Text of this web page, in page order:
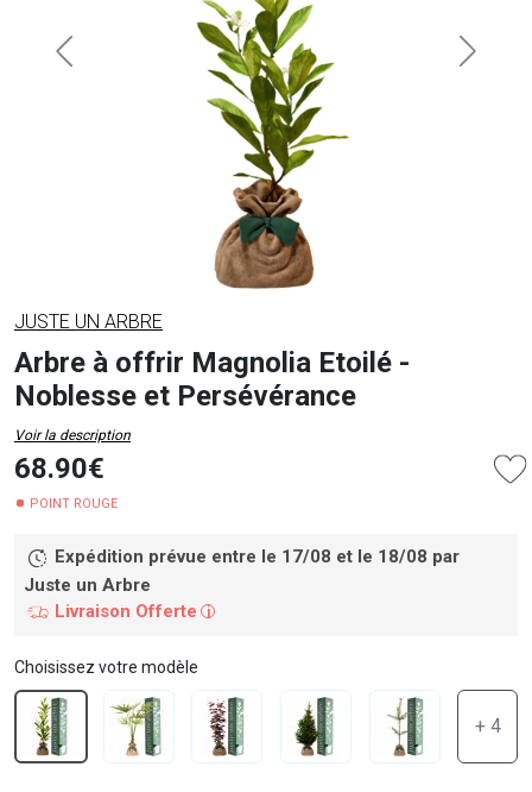
JUSTE UN ARBRE
Arbre à offrir Magnolia Etoilé -
Noblesse et Persévérance
Voir la description
68.90€
POINT ROUGE
Expédition prévue entre le 17/08 et le 18/08 par
Juste un Arbre
Livraison Offerte
i
Choisissez votre modèle
+ 4